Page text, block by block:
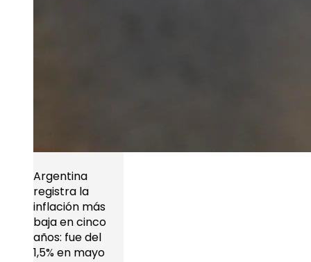
Argentina
registra la
inflación más
baja en cinco
años: fue del
1,5% en mayo